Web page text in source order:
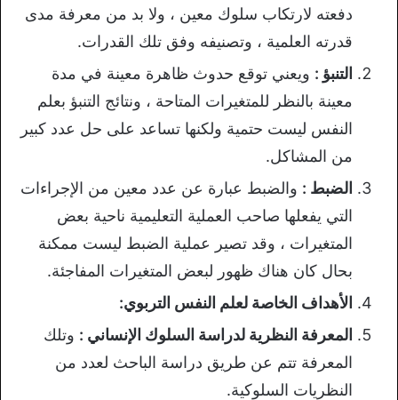
دفعته لارتكاب سلوك معين ، ولا بد من معرفة مدى
قدرته العلمية ، وتصنيفه وفق تلك القدرات.
التنبؤ : ويعني توقع حدوث ظاهرة معينة في مدة
معينة بالنظر للمتغيرات المتاحة ، ونتائج التنبؤ بعلم
النفس ليست حتمية ولكنها تساعد على حل عدد كبير
من المشاكل.
الضبط : والضبط عبارة عن عدد معين من الإجراءات
التي يفعلها صاحب العملية التعليمية ناحية بعض
المتغيرات ، وقد تصير عملية الضبط ليست ممكنة
بحال كان هناك ظهور لبعض المتغيرات المفاجئة.
الأهداف الخاصة لعلم النفس التربوي:
المعرفة النظرية لدراسة السلوك الإنساني : وتلك
المعرفة تتم عن طريق دراسة الباحث لعدد من
النظريات السلوكية.